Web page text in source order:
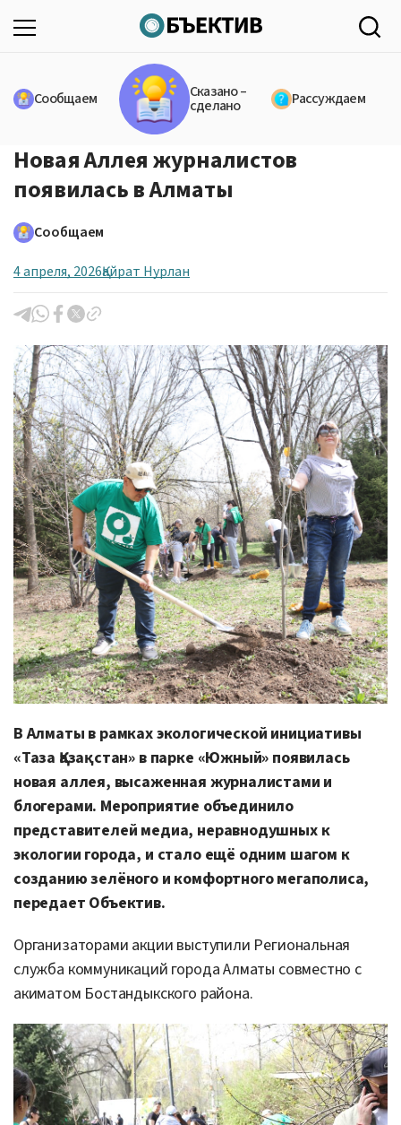
Сообщаем Сказано –
сделано Рассуждаем
Новая Аллея журналистов
появилась в Алматы
Сообщаем
4 апреля, 2026Қайрат Нурлан
В Алматы в рамках экологической инициативы
«Таза Қазақстан» в парке «Южный» появилась
новая аллея, высаженная журналистами и
блогерами. Мероприятие объединило
представителей медиа, неравнодушных к
экологии города, и стало ещё одним шагом к
созданию зелёного и комфортного мегаполиса,
передает Объектив.
Организаторами акции выступили Региональная
служба коммуникаций города Алматы совместно с
акиматом Бостандыкского района.